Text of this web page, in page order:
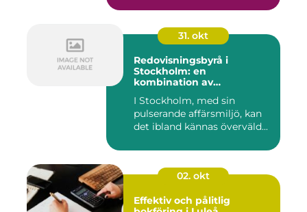
31. okt
Redovisningsbyrå i
Stockholm: en
kombination av
personlig service
I Stockholm, med sin
pulserande affärsmiljö, kan
det ibland kännas överväld...
02. okt
Effektiv och pålitlig